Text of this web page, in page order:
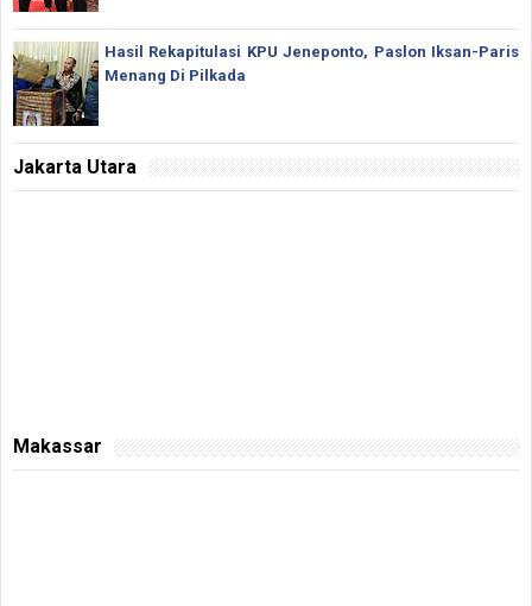
Hasil Rekapitulasi KPU Jeneponto, Paslon Iksan-Paris
Menang Di Pilkada
Jakarta Utara
Makassar